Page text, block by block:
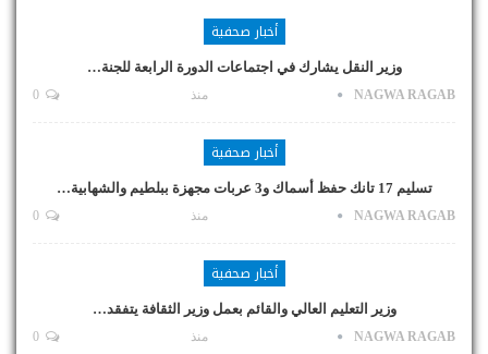
أخبار صحفية
وزير النقل يشارك في اجتماعات الدورة الرابعة للجنة…
NAGWA RAGAB منذ
أخبار صحفية
تسليم 17 تانك حفظ أسماك و3 عربات مجهزة ببلطيم والشهابية…
NAGWA RAGAB منذ
أخبار صحفية
وزير التعليم العالي والقائم بعمل وزير الثقافة يتفقد…
NAGWA RAGAB منذ